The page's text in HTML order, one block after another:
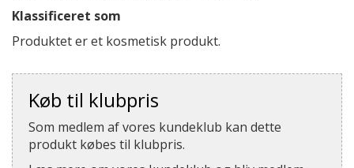
Klassificeret som
Produktet er et kosmetisk produkt.
Køb til klubpris
Som medlem af vores kundeklub kan dette
produkt købes til klubpris.